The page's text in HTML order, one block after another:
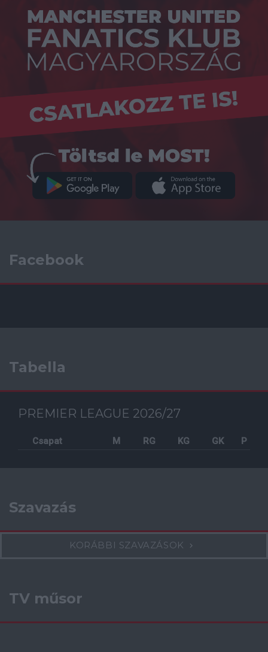
Facebook
Tabella
PREMIER LEAGUE 2026/27
Csapat M RG KG GK P
Szavazás
KORÁBBI SZAVAZÁSOK
TV műsor